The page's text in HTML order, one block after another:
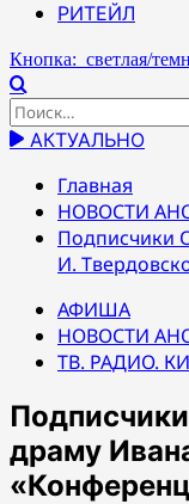
РИТЕЙЛ
Кнопка: светлая/
Найти:
АКТУАЛЬНО
Главная
НОВОСТИ
Подписчики
И.
АФИША
НОВОСТИ
ТВ. РАДИО.
драму